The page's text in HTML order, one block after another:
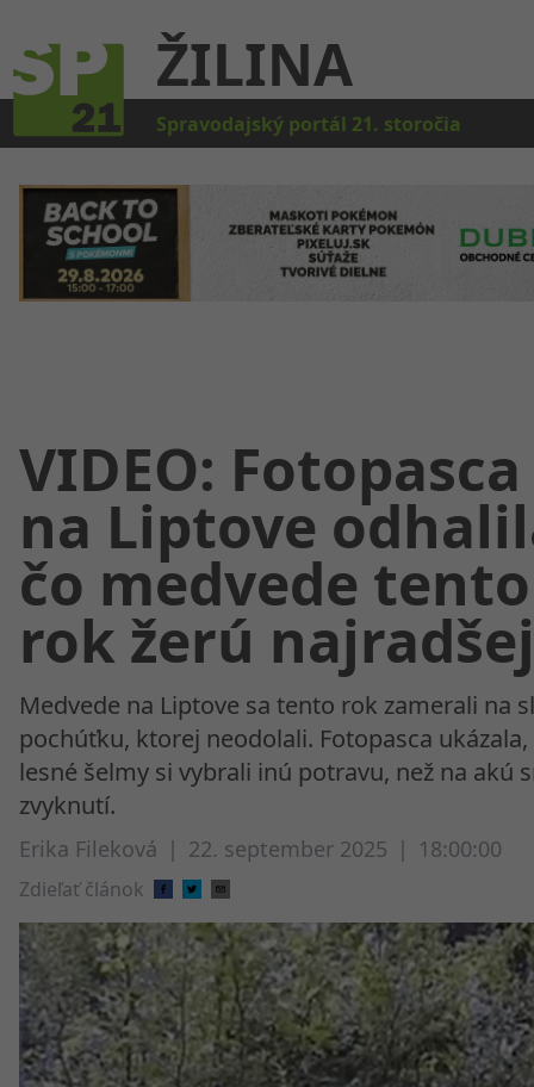
ŽILINA
Spravodajský portál 21. storočia
VIDEO: Fotopasca
na Liptove
čo medvede tento
rok žerú najradšej
Medvede na Liptove sa tento rok zamerali na
pochúťku, ktorej neodolali. Fotopasca ukázala,
lesné šelmy si vybrali inú potravu, než na akú
zvyknutí.
Erika Fileková | 22. september 2025 | 18:00:00
Zdieľať článok